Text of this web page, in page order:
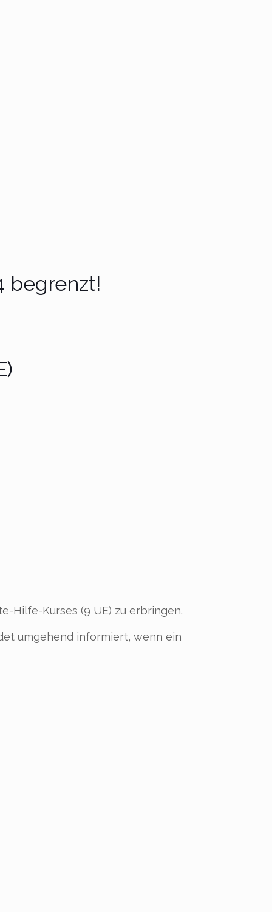
begrenzt!
Hilfe-Kurses (9 UE) zu erbringen.
umgehend informiert, wenn ein